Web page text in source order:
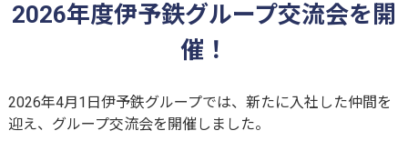
2026年度伊予鉄グループ交流会を開
催！
2026年4月1日伊予鉄グループでは、新たに入社した仲間を
迎え、グループ交流会を開催しました。